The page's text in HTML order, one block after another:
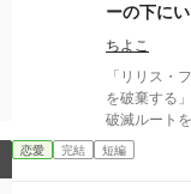
目：『お姉
放されない
・4作目：
実の愛」で
ーの下に
ちよこ
「リリス・
を破棄する」 王子による公開断罪。 悪役令嬢として
破滅ルート
れた……はずだった。 だが翌
の下に立っ
恋愛 完結 短編